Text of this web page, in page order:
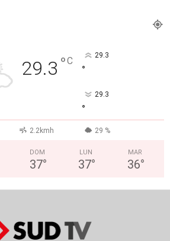
29.3 °C 29.3
°
29.3
°
2.2kmh 29 %
DOM
37°
LUN
37°
MAR
36°